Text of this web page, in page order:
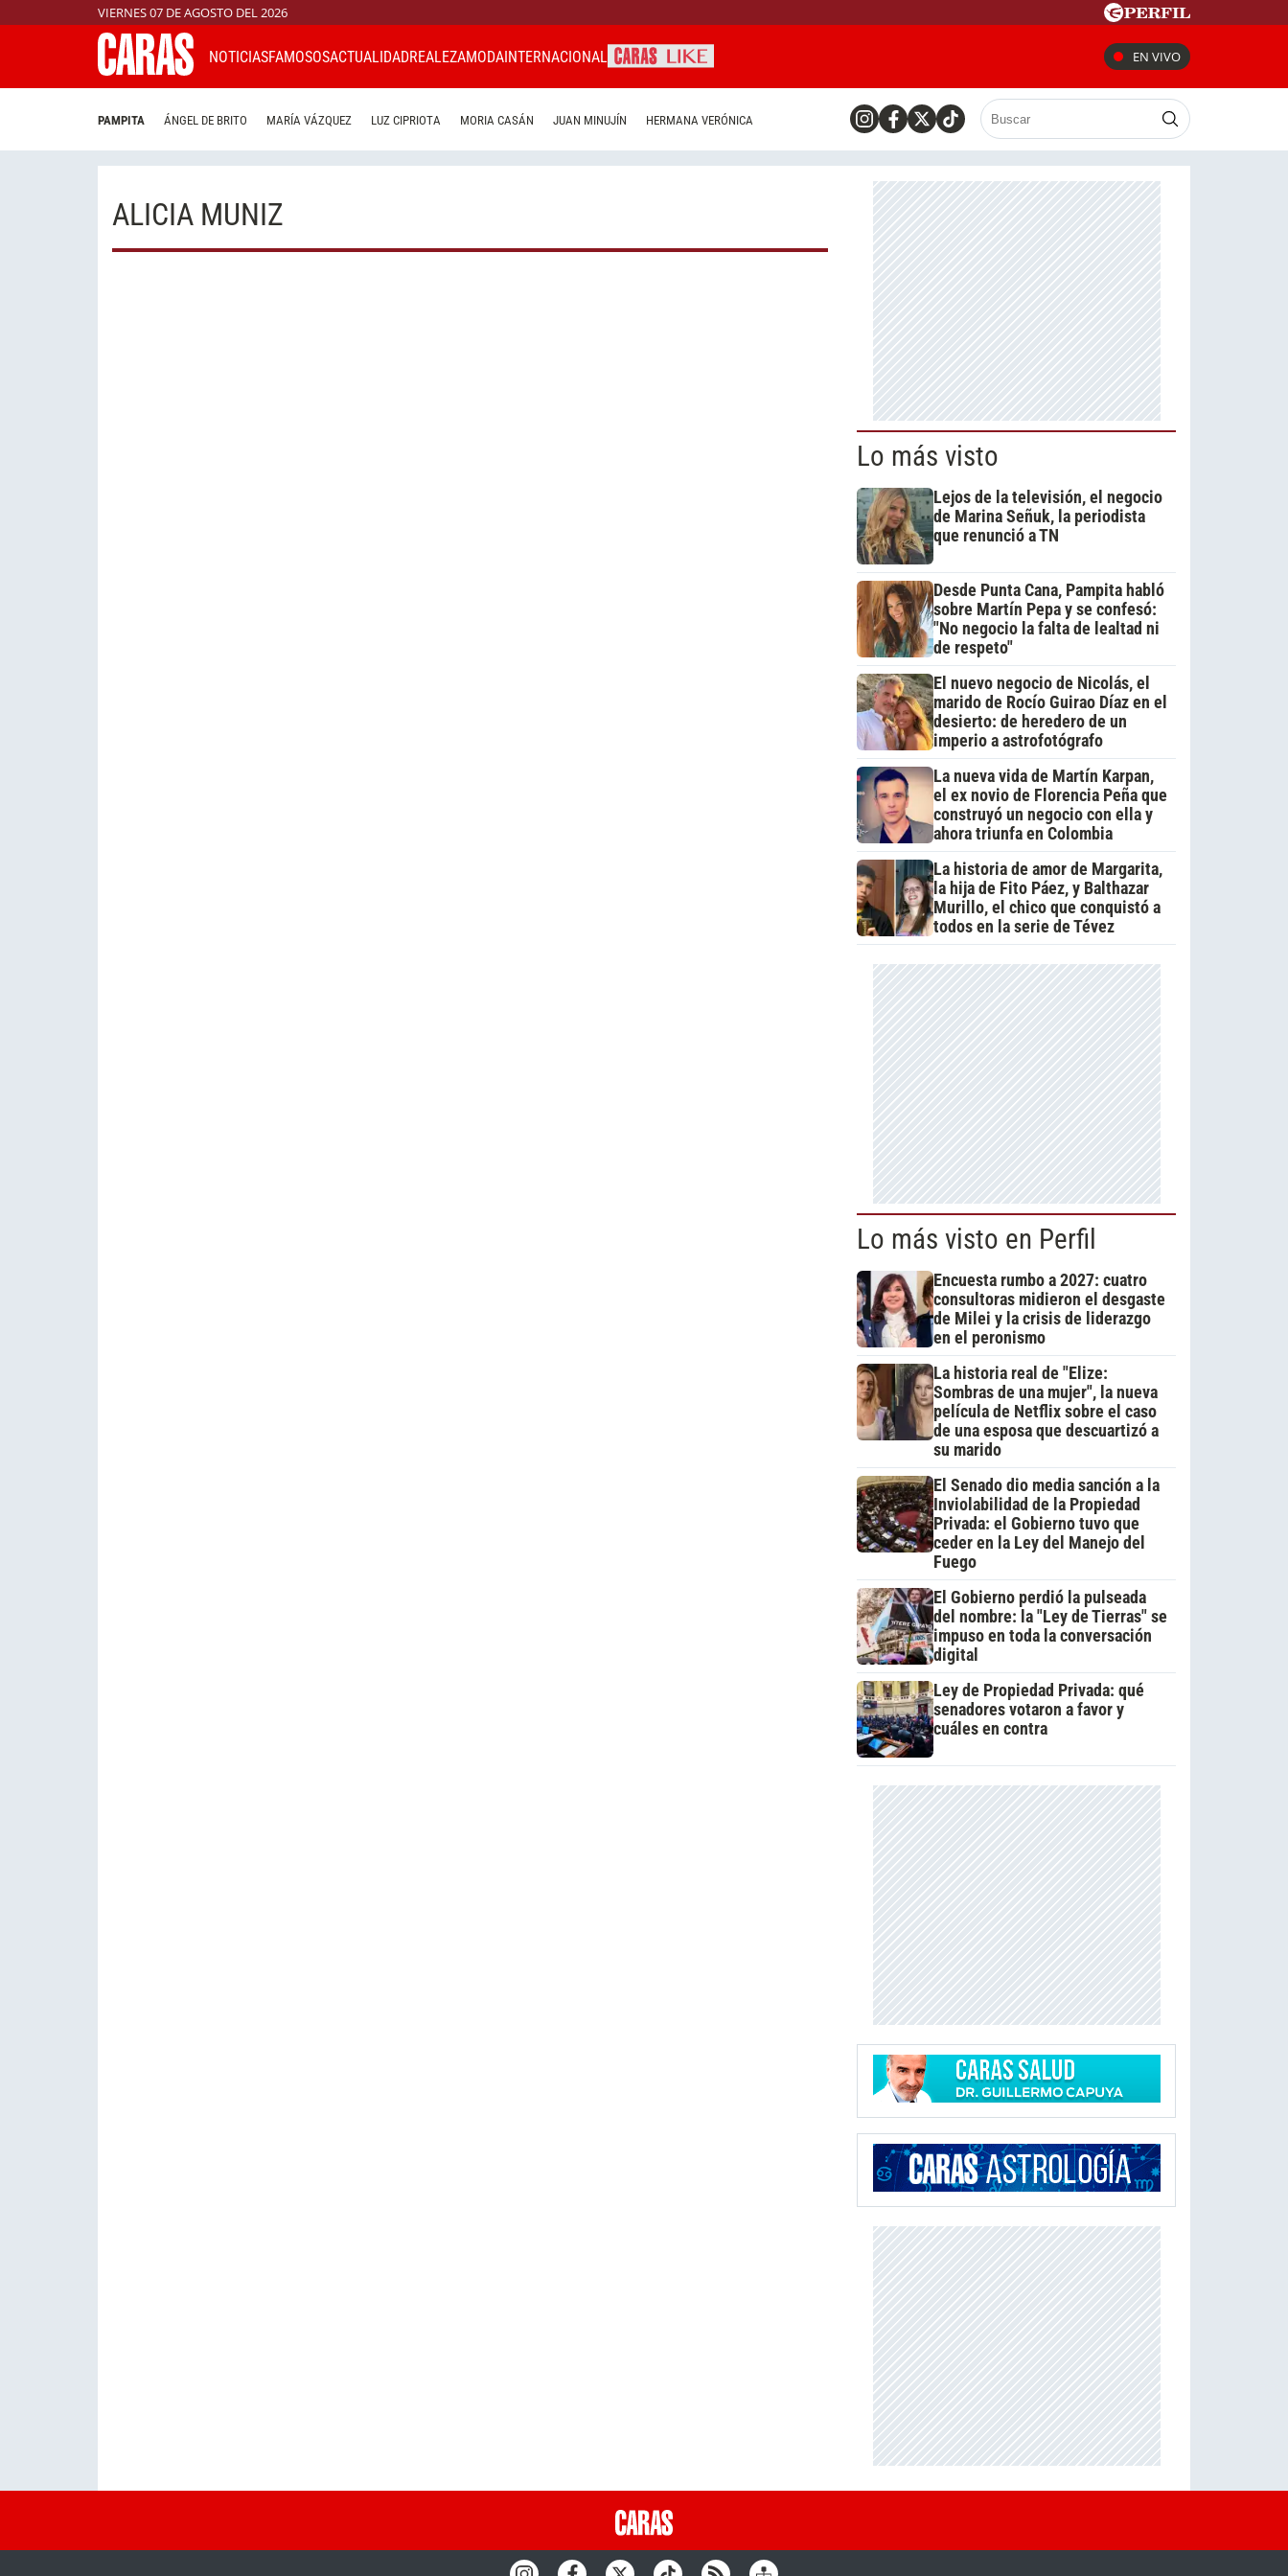
VIERNES 07 DE AGOSTO DEL 2026
NOTICIASFAMOSOSACTUALIDADREALEZAMODAINTERNACIONAL EN VIVO
PAMPITA ÁNGEL DE BRITO MARÍA VÁZQUEZ LUZ CIPRIOTA MORIA CASÁN JUAN MINUJÍN HERMANA VERÓNICA
ALICIA MUNIZ
Lo más visto
Lejos de la televisión, el negocio
de Marina Señuk, la periodista
que renunció a TN
Desde Punta Cana, Pampita habló
sobre Martín Pepa y se confesó:
"No negocio la falta de lealtad ni
de respeto"
El nuevo negocio de Nicolás, el
marido de Rocío Guirao Díaz en el
desierto: de heredero de un
imperio a astrofotógrafo
La nueva vida de Martín Karpan,
el ex novio de Florencia Peña que
construyó un negocio con ella y
ahora triunfa en Colombia
La historia de amor de Margarita,
la hija de Fito Páez, y Balthazar
Murillo, el chico que conquistó a
todos en la serie de Tévez
Lo más visto en Perfil
Encuesta rumbo a 2027: cuatro
consultoras midieron el desgaste
de Milei y la crisis de liderazgo
en el peronismo
La historia real de "Elize:
Sombras de una mujer", la nueva
película de Netflix sobre el caso
de una esposa que descuartizó a
su marido
El Senado dio media sanción a la
Inviolabilidad de la Propiedad
Privada: el Gobierno tuvo que
ceder en la Ley del Manejo del
Fuego
El Gobierno perdió la pulseada
del nombre: la "Ley de Tierras" se
impuso en toda la conversación
digital
Ley de Propiedad Privada: qué
senadores votaron a favor y
cuáles en contra